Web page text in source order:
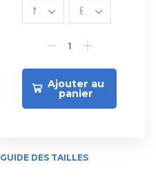
Ajouter au
panier
GUIDE DES TAILLES